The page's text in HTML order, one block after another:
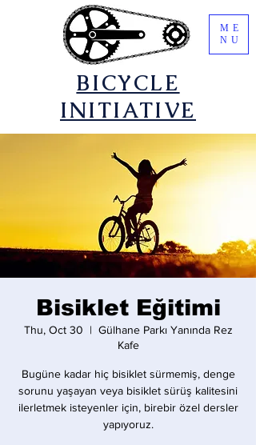
​BICYCLE
INITIATIVE
ME
NU
Bisiklet Eğitimi
Thu, Oct 30
  |
Gülhane Parkı Yanında Rez
Kafe
Bugüne kadar hiç bisiklet sürmemiş, denge
sorunu yaşayan veya bisiklet sürüş kalitesini
ilerletmek isteyenler için, birebir özel dersler
yapıyoruz.